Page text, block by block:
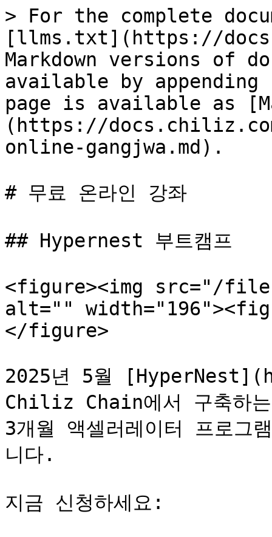
> For the complete
[llms.txt](https://
Markdown versions of
available by
page is available as
(https://
online-gangjwa.md).
# 무료 온라인 강좌
## Hypernest 부트캠프
<figure><img src="/files/
alt=""
</figure>
2025년 5월
Chiliz Chain에서 구축하
3개월 액셀러레이터 프로
니다.
지금 신청하세요: